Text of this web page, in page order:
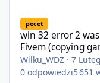
pecet
win 32 error 2
Fivem (copying
Wilku_WDZ ·7
0 odpowiedzi5 651